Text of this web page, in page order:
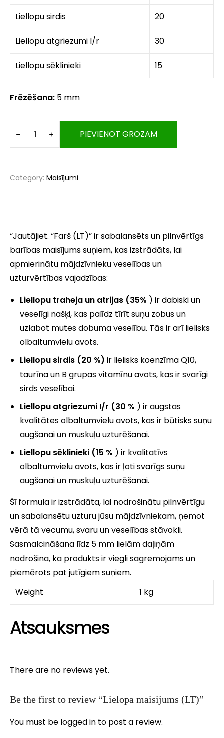
Liellopu sirdis 20
Liellopu atgriezumi I/r 30
Liellopu sēklinieki 15
Frēzēšana: 5 mm
PIEVIENOT GROZAM
Category: Maisījumi
“Jautājiet. “Farš (LT)” ir sabalansēts un pilnvērtīgs
barības maisījums suņiem, kas izstrādāts, lai
apmierinātu mājdzīvnieku veselības un
uzturvērtības vajadzības:
Liellopu traheja un atrijas (35% ) ir dabiski un
veselīgi našķi, kas palīdz tīrīt suņu zobus un
uzlabot mutes dobuma veselību. Tās ir arī lielisks
olbaltumvielu avots.
Liellopu sirdis (20 %) ir lielisks koenzīma Q10,
taurīna un B grupas vitamīnu avots, kas ir svarīgi
sirds veselībai.
Liellopu atgriezumi I/r (30 % ) ir augstas
kvalitātes olbaltumvielu avots, kas ir būtisks suņu
augšanai un muskuļu uzturēšanai.
Liellopu sēklinieki (15 % ) ir kvalitatīvs
olbaltumvielu avots, kas ir ļoti svarīgs suņu
augšanai un muskuļu uzturēšanai.
Šī formula ir izstrādāta, lai nodrošinātu pilnvērtīgu
un sabalansētu uzturu jūsu mājdzīvniekam, ņemot
vērā tā vecumu, svaru un veselības stāvokli.
Sasmalcināšana līdz 5 mm lielām daļiņām
nodrošina, ka produkts ir viegli sagremojams un
piemērots pat jutīgiem suņiem.
Weight
1 kg
Atsauksmes
There are no reviews yet.
Be the first to review “Lielopa maisijums (LT)”
You must be logged in to post a review.